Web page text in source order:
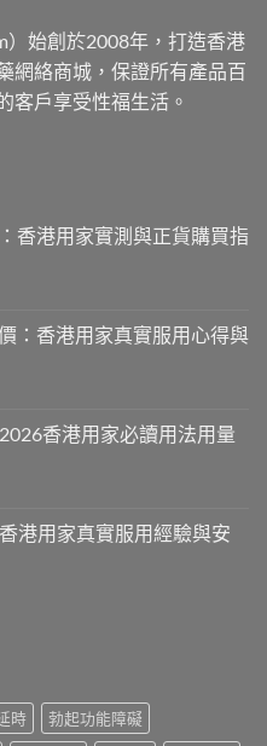
）始創於2008年，打造香港
網絡商城，保證所有產品百
客戶享受性福生活。
香港用家實測與正貨購買指
：香港用家真實服用心得與
香港用家必讀用法用量
港用家真實服用經驗與安
時
勃起功能障礙